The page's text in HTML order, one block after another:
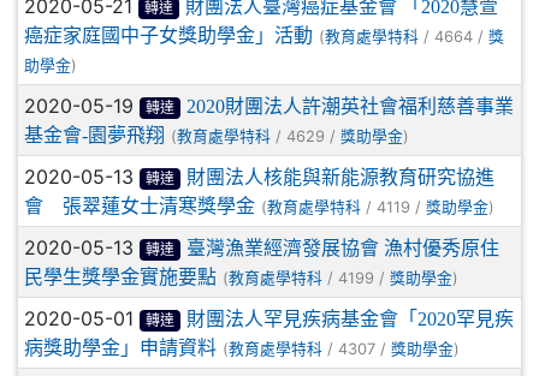
2020-05-21 轉達
財團法人臺灣癌症基金會 「2020慧萱
癌症家庭國中子女獎助學金」活動 (教育處學特科 / 4664 / 獎
助學金)
2020-05-19 轉達
2020財團法人許潮英社會福利慈善事業
基金會-園夢飛翔 (教育處學特科 / 4629 / 獎助學金)
2020-05-13 轉達
財團法人核能與新能源教育研究協進
會 張翠蓮女士清寒獎學金 (教育處學特科 / 4119 / 獎助學金)
2020-05-13 轉達
臺灣漁業經濟發展協會 漁村優秀原住
民學生獎學金實施要點 (教育處學特科 / 4199 / 獎助學金)
2020-05-01 轉達
財團法人罕見疾病基金會「2020罕見疾
病獎助學金」申請資料 (教育處學特科 / 4307 / 獎助學金)